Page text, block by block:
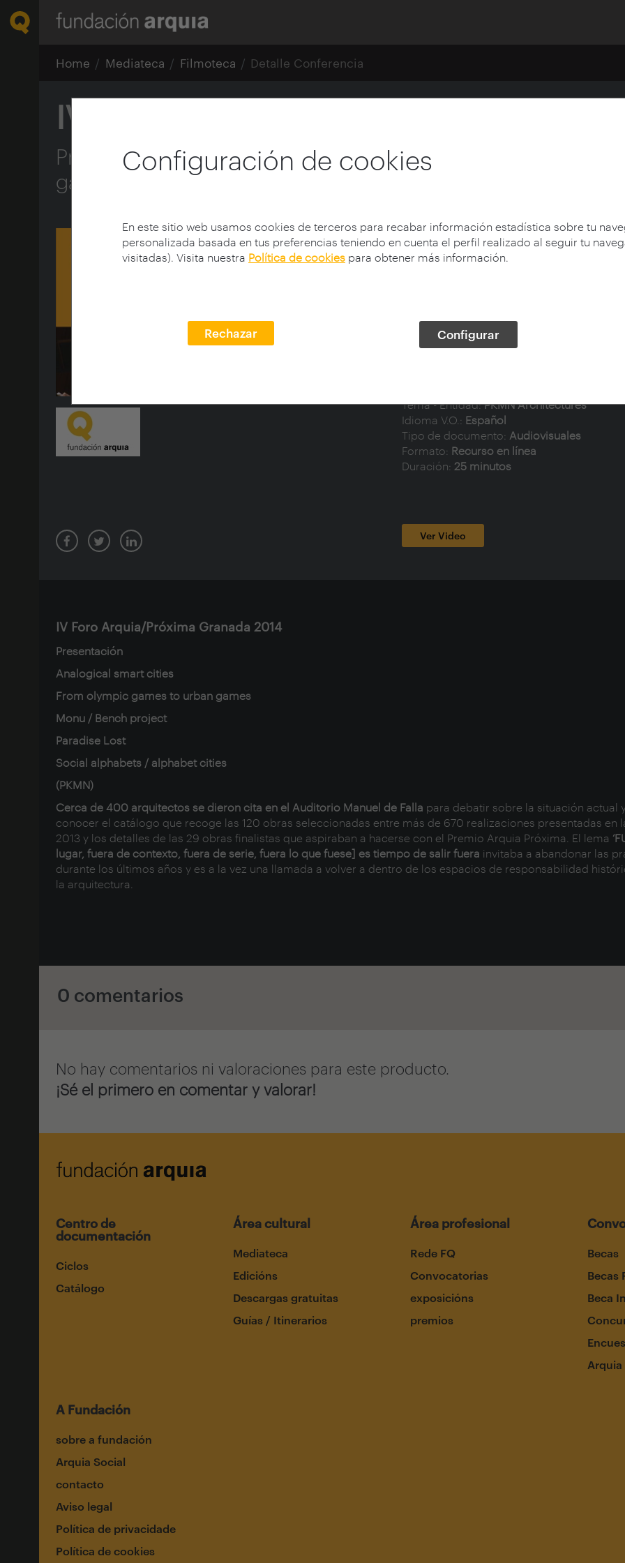
Configuración de cookies
En este sitio web usamos cookies de terceros para recabar información estadística sobre tu
personalizada basada en tus preferencias teniendo en cuenta el perfil realizado al seguir tu
visitadas). Visita nuestra Política de cookies para obtener más información.
Rechazar Configurar
Home Mediateca Filmoteca Detalle Conferencia
IV Foro Arquia/Próxima Granada 2014
Presentación realizaciones: PKMN [Analogical smart cities
games / Monu / Bench project / Paradise Lost / Social
Institución: Fundación Arquia
Lugar: Granada / ESPAÑA
Data: 23/10/2014
Autor - Congreso:
Foro Arquia/Próxima
Conferencias, Ciudades, Espacios
Tema - Entidad: PKMN Architectures
Idioma V.O.: Español
Tipo de documento: Audiovisuales
Formato: Recurso en línea
Duración: 25 minutos
Ver Video
IV Foro Arquia/Próxima Granada 2014
Presentación
Analogical smart cities
From olympic games to urban games
Monu / Bench project
Paradise Lost
Social alphabets / alphabet cities
(PKMN)
Cerca de 400 arquitectos se dieron cita en el Auditorio Manuel de Falla para debatir sobre la situación actual
conocer el catálogo que recoge las 120 obras seleccionadas entre más de 670 realizaciones presentadas en
2013 y los detalles de las 29 obras finalistas que aspiraban a hacerse con el Premio Arquia Próxima. El lema
lugar, fuera de contexto, fuera de serie, fuera lo que fuese] es tiempo de salir fuera invitaba a abandonar las
durante los últimos años y es a la vez una llamada a volver a dentro de los espacios de responsabilidad
la arquitectura.
0 comentarios
No hay comentarios ni valoraciones para este producto.
¡Sé el primero en comentar y valorar!
Centro de
documentación
Ciclos
Catálogo
Área cultural
Mediateca
Edicións
Descargas gratuitas
Guías / Itinerarios
Área profesional
Rede FQ
Convocatorias
exposicións
premios
Becas
Becas
Beca
Arquia
A Fundación
sobre a fundación
Arquia Social
contacto
Aviso legal
Política de privacidade
Política de cookies